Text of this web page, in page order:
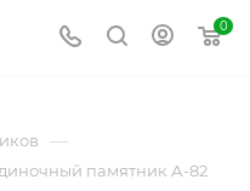
0
—
памятник А-82